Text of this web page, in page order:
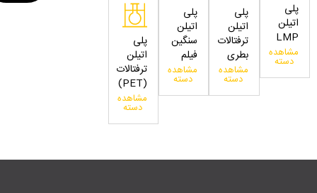
پلی
اتیلن
LMP
مشاهده
دسته
پلی
اتیلن
ترفتالات
بطری
مشاهده
دسته
پلی
اتیلن
سنگین
فیلم
مشاهده
دسته
پلی
اتیلن
ترفتالات
(PET)
مشاهده
دسته